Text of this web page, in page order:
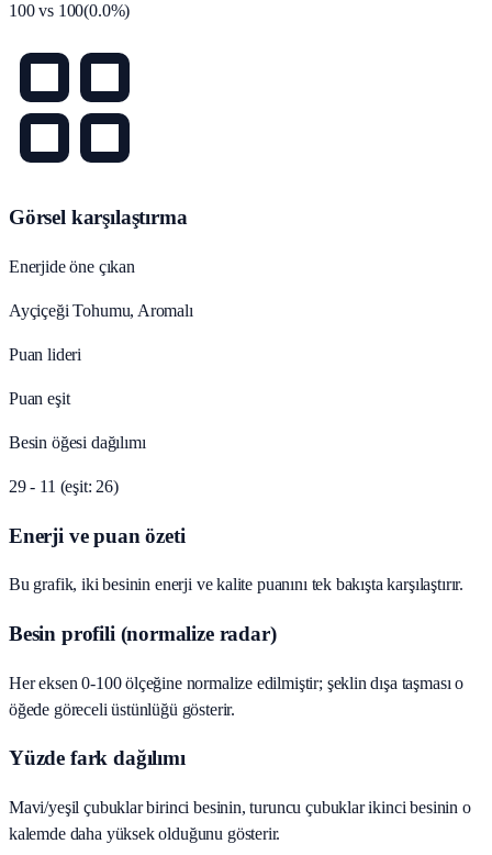
100vs 100(0.0%)
Görsel karşılaştırma
Enerjide öne çıkan
Ayçiçeği Tohumu, Aromalı
Puan lideri
Puan eşit
Besin öğesi dağılımı
29 - 11 (eşit: 26)
Enerji ve puan özeti
Bu grafik, iki besinin enerji ve kalite puanını tek bakışta karşılaştırır.
Besin profili (normalize radar)
Her eksen 0-100 ölçeğine normalize edilmiştir; şeklin dışa taşması o
öğede göreceli üstünlüğü gösterir.
Yüzde fark dağılımı
Mavi/yeşil çubuklar birinci besinin, turuncu çubuklar ikinci besinin o
kalemde daha yüksek olduğunu gösterir.